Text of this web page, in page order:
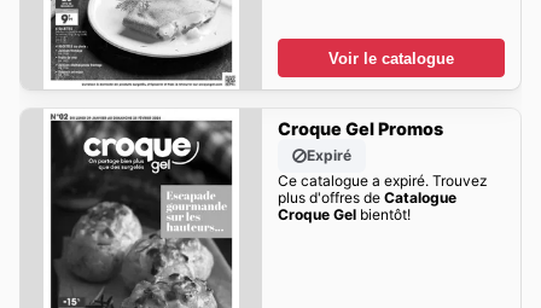
Voir le catalogue
Croque Gel Promos
Expiré
Ce catalogue a expiré. Trouvez
plus d'offres de Catalogue
Croque Gelbientôt!